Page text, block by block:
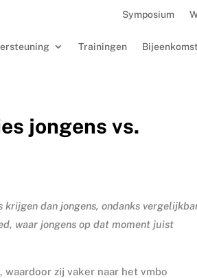
Symposium
Trainingen
jongens vs.
dan jongens, ondanks
waar jongens op dat moment juist
zij vaker naar het vmbo